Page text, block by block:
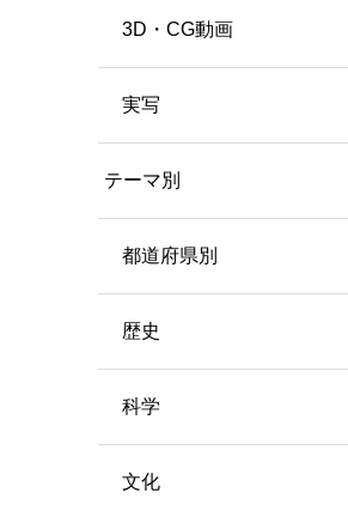
3D・CG動画
実写
テーマ別
都道府県別
歴史
科学
文化